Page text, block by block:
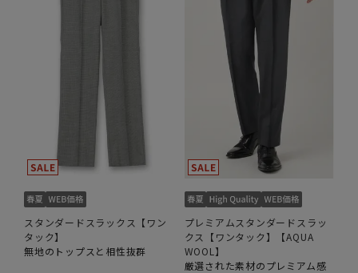
スタンダードスラックス【ワン
タック】
無地のトップスと相性抜群
プレミアムスタンダードスラッ
クス【ワンタック】【AQUA
WOOL】
厳選された素材のプレミアム感